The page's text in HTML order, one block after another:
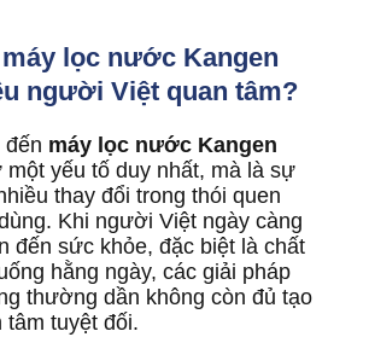
lọc nước Kangen
người Việt quan tâm?
đến máy lọc nước Kangen
một yếu tố duy nhất, mà là sự
thay đổi trong thói quen
Khi người Việt ngày càng
đến sức khỏe, đặc biệt là chất
hằng ngày, các giải pháp
thường dần không còn đủ tạo
tâm tuyệt đối.